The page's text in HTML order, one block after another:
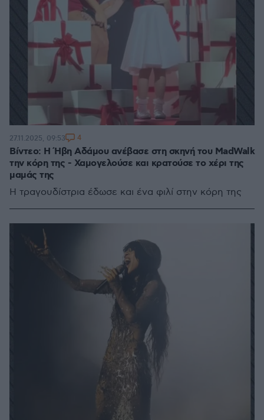
Βίντεο: Η Ήβη Αδάμου ανέβασε στη σκηνή του MadWalk
την κόρη της - Χαμογελούσε και κρατούσε το χέρι της
μαμάς της
Η τραγουδίστρια έδωσε και ένα φιλί στην κόρη της
27.11.2025, 09:53 4